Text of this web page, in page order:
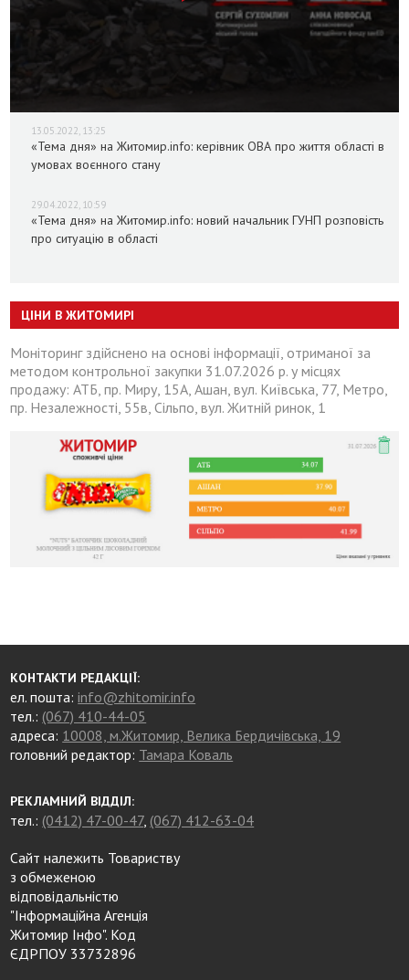
13.05.2022, 13:25
«Тема дня» на Житомир.info: керівник ОВА про життя області в
умовах воєнного стану
29.04.2022, 10:59
«Тема дня» на Житомир.info: новий начальник ГУНП розповість
про ситуацію в області
ЦІНИ В ЖИТОМИРІ
Моніторинг здійснено на основі інформації, отриманої за
методом контрольної закупки 31.07.2026 р. у місцях
продажу: АТБ, пр. Миру, 15А, Ашан, вул. Київська, 77, Метро,
пр. Незалежності, 55в, Сільпо, вул. Житній ринок, 1
КОНТАКТИ РЕДАКЦІЇ:
ел. пошта:info@zhitomir.info
тел.: (067) 410-44-05
адреса: 10008, м.Житомир, Велика Бердичівська, 19
головний редактор: Тамара Коваль
РЕКЛАМНИЙ ВІДДІЛ:
тел.: (0412) 47-00-47, (067) 412-63-04
Сайт належить Товариству
з обмеженою
відповідальністю
"Інформаційна Агенція
Житомир Інфо". Код
ЄДРПОУ 33732896